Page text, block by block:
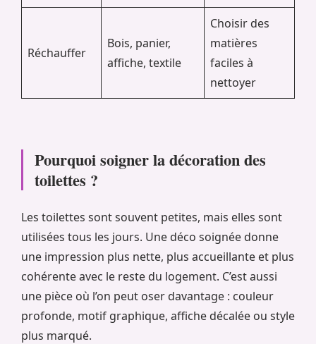
Réchauffer
Bois, panier,
affiche, textile
Choisir des
matières
faciles à
nettoyer
Pourquoi soigner la décoration des
toilettes ?
Les toilettes sont souvent petites, mais elles sont
utilisées tous les jours. Une déco soignée donne
une impression plus nette, plus accueillante et plus
cohérente avec le reste du logement. C’est aussi
une pièce où l’on peut oser davantage : couleur
profonde, motif graphique, affiche décalée ou style
plus marqué.